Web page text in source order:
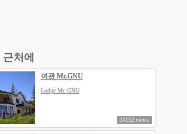
처에
여관 Mr.GNU
Lodge Mr. GNU
14152 views